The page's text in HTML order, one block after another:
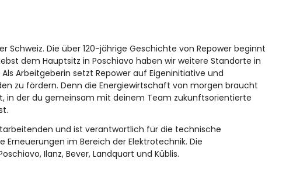
Die über 120-jährige Geschichte von Repower beginnt
dem Hauptsitz in Poschiavo haben wir weitere Standorte in
Arbeitgeberin setzt Repower auf Eigeninitiative und
zu fördern. Denn die Energiewirtschaft von morgen braucht
in der du gemeinsam mit deinem Team zukunftsorientierte
und ist verantwortlich für die technische
im Bereich der Elektrotechnik. Die
Ilanz, Bever, Landquart und Küblis.